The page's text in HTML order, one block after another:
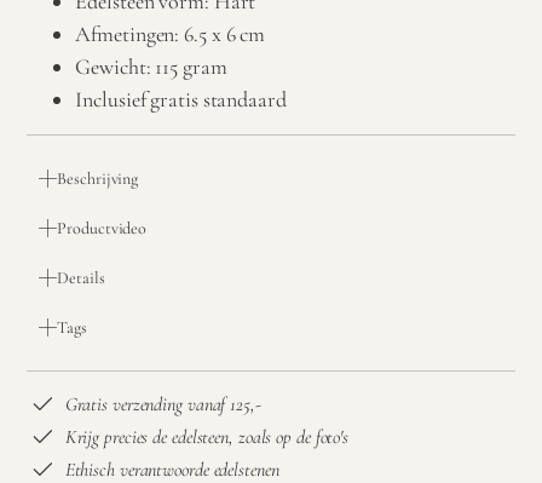
Afmetingen: 6.5 x 6 cm
Gewicht: 115 gram
Inclusief gratis standaard
Beschrijving
Productvideo
Details
Tags
Gratis verzending vanaf 125,-
Krijg precies de edelsteen, zoals op de foto's
Ethisch verantwoorde edelstenen